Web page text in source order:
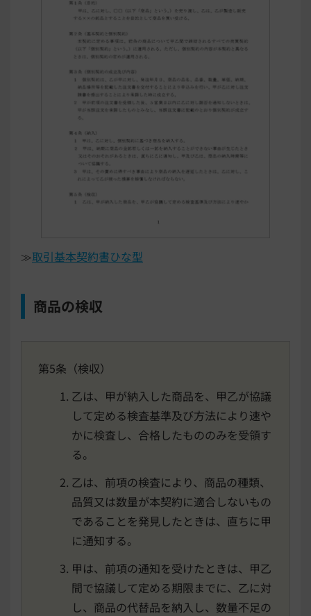
≫取引基本契約書ひな型
商品の検収
第5条（検収）
乙は、甲が納入した商品を、甲乙が協議
して定める検査基準及び方法により速や
かに検査し、合格したもののみを受領す
る。
乙は、前項の検査により、商品の種類、
品質又は数量が本契約に適合しないもの
であることを発見したときは、直ちに甲
に通知する。
甲は、前項の通知を受けたときは、甲乙
間で協議して定める期限までに、乙に対
し、商品の代替品を納入し、数量不足の